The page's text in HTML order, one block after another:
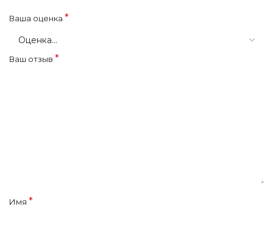
Ваша оценка *
Ваш отзыв *
Имя *